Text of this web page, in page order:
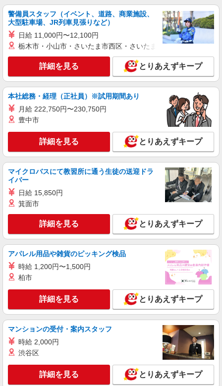
時給1350円〜1937円 ＜日払い有/週払い有/交
広島市東区戸坂など
キープ 詳細を見る
派遣社員
株式会社kotrio /●HR-H-2155875
NEW
≪戸坂駅≫障がい者デイサービスの生活支援
通費全支給(ガソリン代含む)＞
広島市東区戸坂など
キープ 詳細を見る
派遣社員
株式会社kotrio /●HR-H-1992184
NEW
矢賀駅⇒需要のある福祉業界で介護デビュー
＊資格支援あり
時給1350円〜1937円 ＜日払い有/週払い有/交
詳細を見る
株式会社kotrio /●HR-H-1991427
NEW
戸坂＊グループホームSTAFF＊生活のサポー
時給1350円〜1937円 ＜日払い有/週払い有/交
広島市東区戸坂など
警備員スタッフ（イベント、道路、商業施設、
大型駐車場、JR列車見張りなど）
日給 11,000円〜12,100円
栃木市・小山市・さいたま市西区・さいたま市岩槻区・久喜市・
詳細を見る とりあえずキープ
本社総務・経理（正社員）※試用期間あり
月給 222,750円〜230,750円
豊中市
詳細を見る とりあえずキープ
マイクロバスにて教習所に通う生徒の送迎ドラ
イバー
日給 15,850円
箕面市
詳細を見る とりあえずキープ
アパレル用品や雑貨のピッキング検品
時給 1,200円〜1,500円
柏市
詳細を見る とりあえずキープ
マンションの受付・案内スタッフ
時給 2,000円
渋谷区
詳細を見る とりあえずキープ